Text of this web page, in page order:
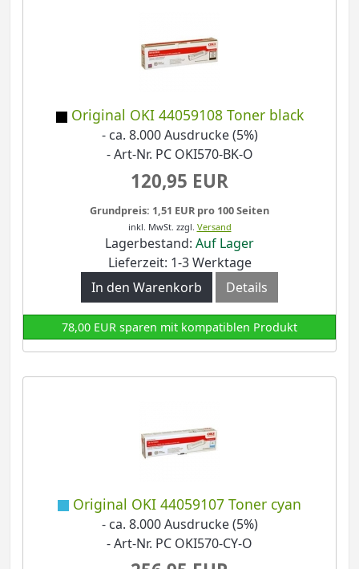
Original OKI 44059108 Toner black
- ca. 8.000 Ausdrucke (5%)
- Art-Nr. PC OKI570-BK-O
120,95 EUR
Grundpreis: 1,51 EUR pro 100 Seiten
inkl. MwSt. zzgl. Versand
Lagerbestand: Auf Lager
Lieferzeit: 1-3 Werktage
In den Warenkorb
Details
78,00 EUR sparen mit kompatiblen Produkt
Original OKI 44059107 Toner cyan
- ca. 8.000 Ausdrucke (5%)
- Art-Nr. PC OKI570-CY-O